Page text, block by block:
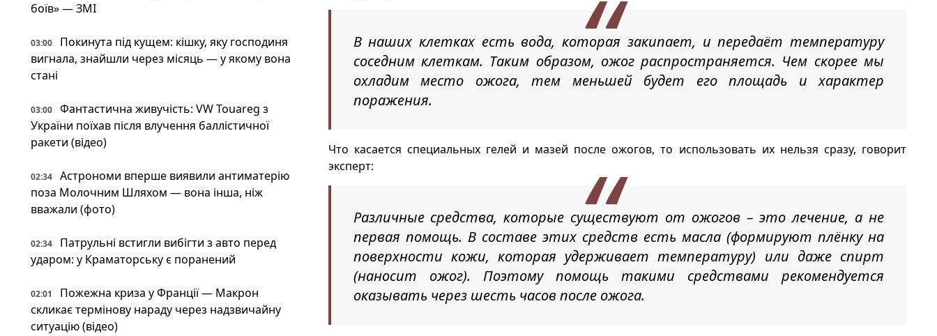
боїв» — ЗМІ
03:00
Покинута під кущем: кішку, яку господиня
вигнала, знайшли через місяць — у якому вона
стані
03:00
Фантастична живучість: VW Touareg з
України поїхав після влучення баллістичної
ракети (відео)
02:34
Астрономи вперше виявили антиматерію
поза Молочним Шляхом — вона інша, ніж
вважали (фото)
02:34
Патрульні встигли вибігти з авто перед
ударом: у Краматорську є поранений
02:01
Пожежна криза у Франції — Макрон
скликає термінову нараду через надзвичайну
ситуацію (відео)
В наших клетках есть вода, которая закипает, и передаёт температуру
соседним клеткам. Таким образом, ожог распространяется. Чем скорее мы
охладим место ожога, тем меньшей будет его площадь и характер
поражения.
Что касается специальных гелей и мазей после ожогов, то использовать их нельзя сразу, говорит
эксперт:
Различные средства, которые существуют от ожогов – это лечение, а не
первая помощь. В составе этих средств есть масла (формируют плёнку на
поверхности кожи, которая удерживает температуру) или даже спирт
(наносит ожог). Поэтому помощь такими средствами рекомендуется
оказывать через шесть часов после ожога.